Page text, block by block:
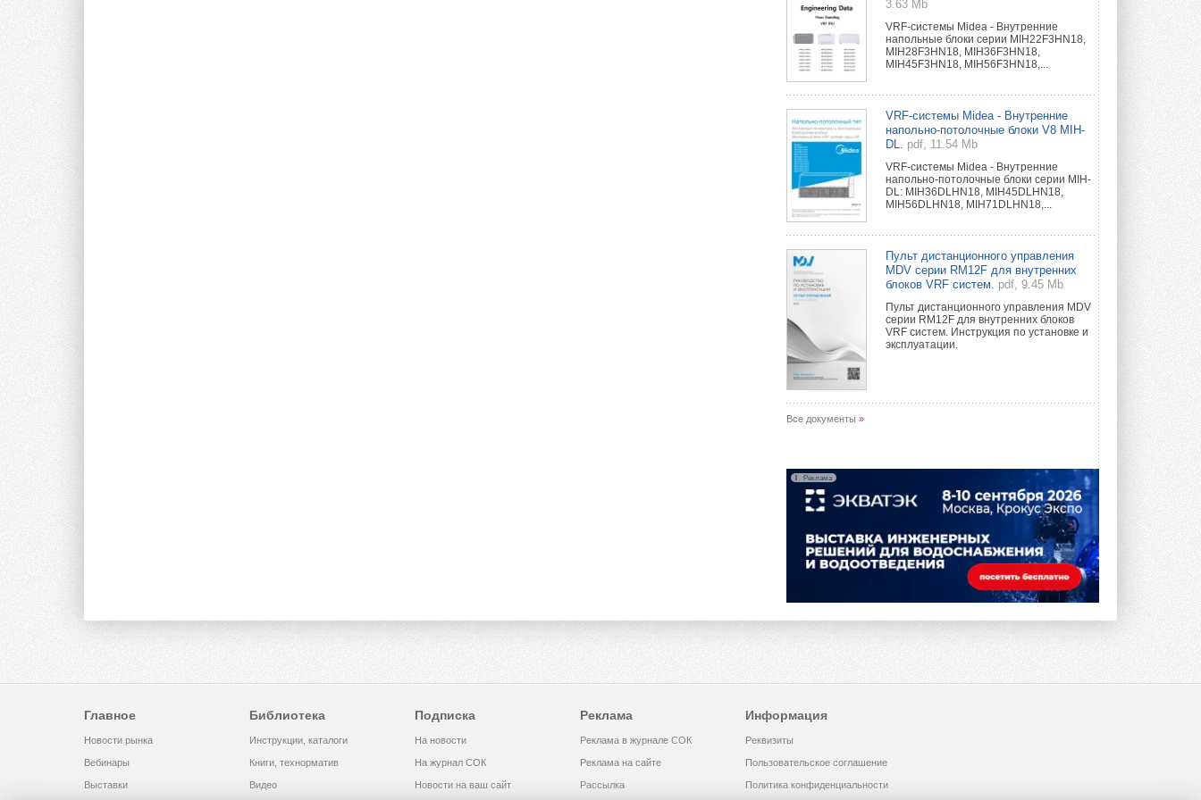
3.63 Mb
VRF-системы Midea - Внутренние
напольные блоки серии MIH22F3HN18,
MIH28F3HN18, MIH36F3HN18,
MIH45F3HN18, MIH56F3HN18,...
VRF-системы Midea - Внутренние
напольно-потолочные блоки V8 MIH-
DL.
pdf, 11.54 Mb
VRF-системы Midea - Внутренние
напольно-потолочные блоки серии MIH-
DL: MIH36DLHN18, MIH45DLHN18,
MIH56DLHN18, MIH71DLHN18,...
Пульт дистанционного управления
MDV серии RM12F для внутренних
блоков VRF систем.
pdf, 9.45 Mb
Пульт дистанционного управления MDV
серии RM12F для внутренних блоков
VRF систем. Инструкция по установке и
эксплуатации.
Все документы »
Реклама
Главное
Новости рынка
Вебинары
Выставки
Библиотека
Инструкции, каталоги
Книги, технорматив
Видео
Подписка
На новости
На журнал СОК
Новости на ваш сайт
Реклама
Реклама в журнале СОК
Реклама на сайте
Рассылка
Информация
Реквизиты
Пользовательское соглашение
Политика конфиденциальности